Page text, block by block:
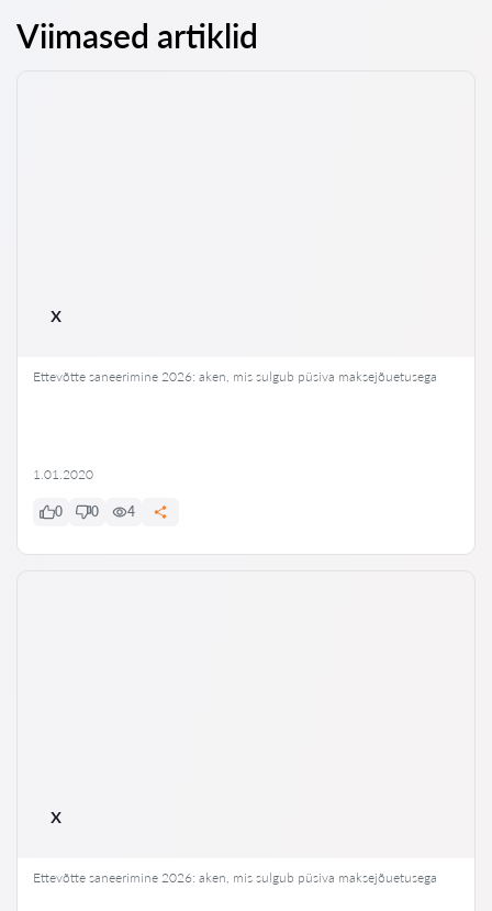
Viimased artiklid
x
Ettevõtte saneerimine 2026: aken, mis sulgub püsiva maksejõuetusega
1.01.2020
0 0 4
x
Ettevõtte saneerimine 2026: aken, mis sulgub püsiva maksejõuetusega